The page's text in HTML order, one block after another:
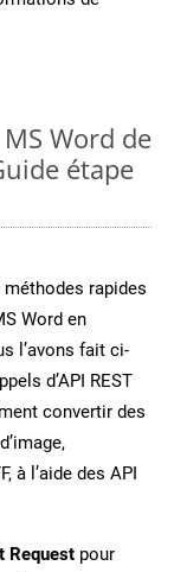
Word de
étape
rapides
Word en
l’avons fait ci-
d’API REST
convertir des
à l’aide des API
Request pour